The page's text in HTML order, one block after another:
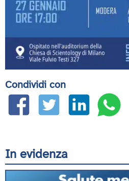
Condividi con
In evidenza